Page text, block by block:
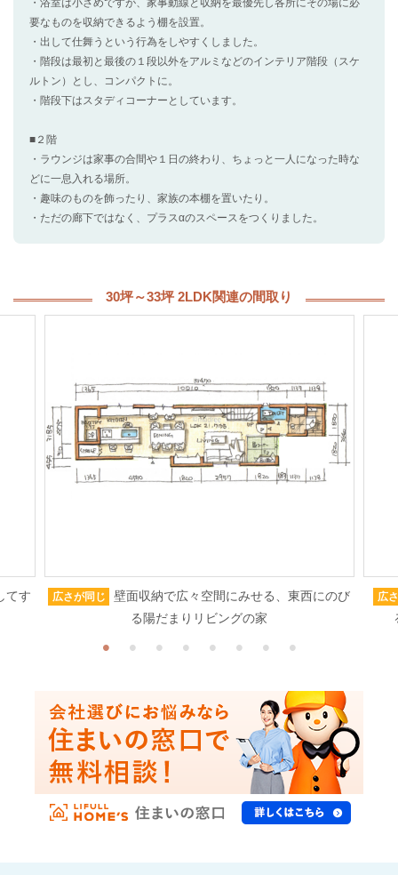
・浴室は小さめですが、家事動線と収納を最優先し各所にその場に必
要なものを収納できるよう棚を設置。
・出して仕舞うという行為をしやすくしました。
・階段は最初と最後の１段以外をアルミなどのインテリア階段（スケ
ルトン）とし、コンパクトに。
・階段下はスタディコーナーとしています。
■２階
・ラウンジは家事の合間や１日の終わり、ちょっと一人になった時な
どに一息入れる場所。
・趣味のものを飾ったり、家族の本棚を置いたり。
・ただの廊下ではなく、プラスαのスペースをつくりました。
30坪～33坪 2LDK関連の間取り
てす 広さが同じ
壁面収納で広々空間にみせる、東西にのび
る陽だまりリビングの家
広